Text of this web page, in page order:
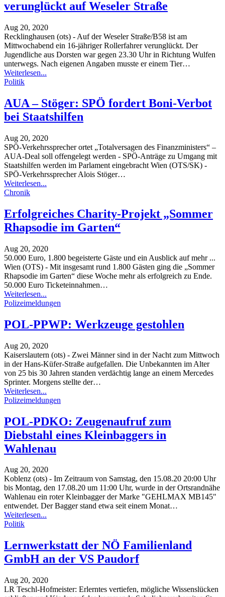
verunglückt auf Weseler Straße
Aug 20, 2020
Recklinghausen (ots) - Auf der Weseler Straße/B58 ist am
Mittwochabend ein 16-jähriger Rollerfahrer verunglückt. Der
Jugendliche aus Dorsten war gegen 23.30 Uhr in Richtung Wulfen
unterwegs. Nach eigenen Angaben musste er einem Tier…
Weiterlesen...
Politik
AUA – Stöger: SPÖ fordert Boni-Verbot
bei Staatshilfen
Aug 20, 2020
SPÖ-Verkehrssprecher ortet „Totalversagen des Finanzministers“ –
AUA-Deal soll offengelegt werden - SPÖ-Anträge zu Umgang mit
Staatshilfen werden im Parlament eingebracht Wien (OTS/SK) -
SPÖ-Verkehrssprecher Alois Stöger…
Weiterlesen...
Chronik
Erfolgreiches Charity-Projekt „Sommer
Rhapsodie im Garten“
Aug 20, 2020
50.000 Euro, 1.800 begeisterte Gäste und ein Ausblick auf mehr ...
Wien (OTS) - Mit insgesamt rund 1.800 Gästen ging die „Sommer
Rhapsodie im Garten“ diese Woche mehr als erfolgreich zu Ende.
50.000 Euro Ticketeinnahmen…
Weiterlesen...
Polizeimeldungen
POL-PPWP: Werkzeuge gestohlen
Aug 20, 2020
Kaiserslautern (ots) - Zwei Männer sind in der Nacht zum Mittwoch
in der Hans-Küfer-Straße aufgefallen. Die Unbekannten im Alter
von 25 bis 30 Jahren standen verdächtig lange an einem Mercedes
Sprinter. Morgens stellte der…
Weiterlesen...
Polizeimeldungen
POL-PDKO: Zeugenaufruf zum
Diebstahl eines Kleinbaggers in
Wahlenau
Aug 20, 2020
Koblenz (ots) - Im Zeitraum von Samstag, den 15.08.20 20:00 Uhr
bis Montag, den 17.08.20 um 11:00 Uhr, wurde in der Ortsrandnähe
Wahlenau ein roter Kleinbagger der Marke "GEHLMAX MB145"
entwendet. Der Bagger stand etwa seit einem Monat…
Weiterlesen...
Politik
Lernwerkstatt der NÖ Familienland
GmbH an der VS Paudorf
Aug 20, 2020
LR Teschl-Hofmeister: Erlerntes vertiefen, mögliche Wissenslücken